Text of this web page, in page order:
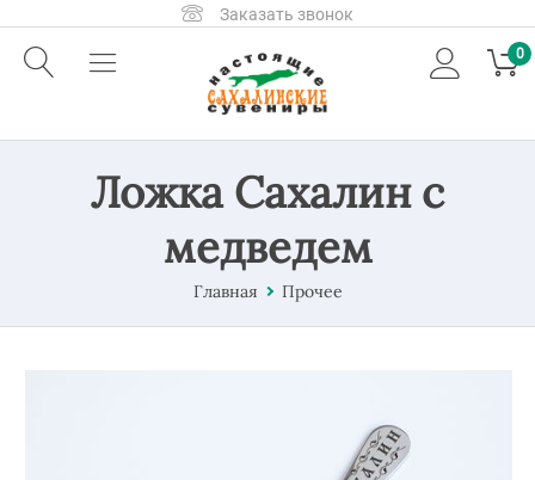
Заказать звонок
0
Ложка Сахалин с
медведем
Главная Прочее